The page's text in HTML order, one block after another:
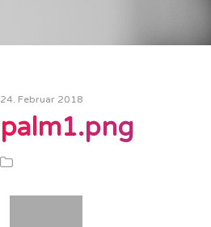
24. Februar 2018
palm1.png